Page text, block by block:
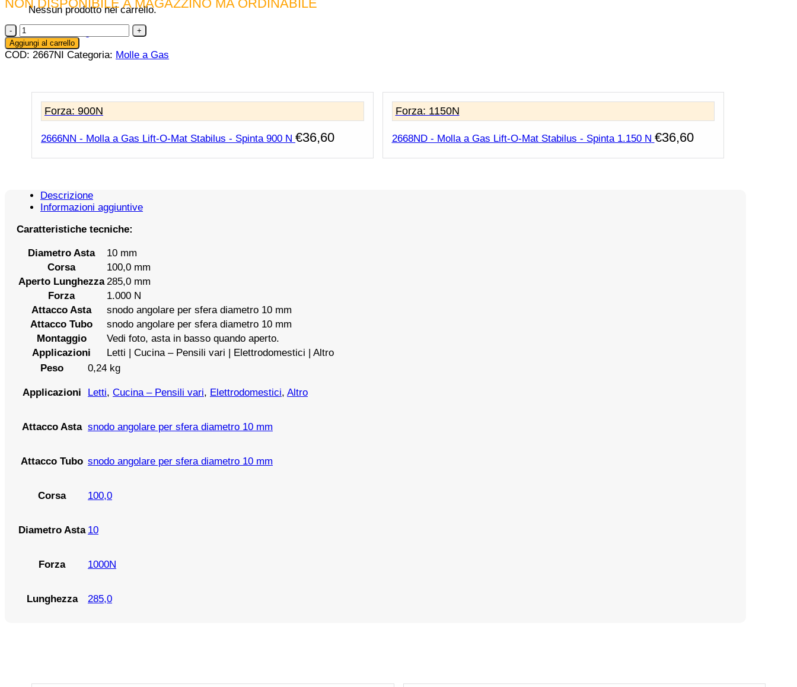
Nessun prodotto nel carrello.
NON DISPONIBILE A MAGAZZINO MA ORDINABILE
2667NI
-
Molla
Stabilus
1.000
Aggiungi al carrello
COD: 2667NI Categoria: Molle a Gas
Forza: 900N
2666NN - Molla a Gas Lift-O-Mat Stabilus - Spinta 900 N €36,60
Forza: 1150N
2668ND - Molla a Gas Lift-O-Mat Stabilus - Spinta 1.150 N €36,60
Descrizione
Informazioni aggiuntive
Caratteristiche tecniche:
Diametro Asta
10 mm
Corsa
100,0 mm
Aperto Lunghezza 285,0 mm
Forza
1.000 N
Attacco Asta
snodo angolare per sfera diametro 10 mm
Attacco Tubo
snodo angolare per sfera diametro 10 mm
Montaggio
Vedi foto, asta in basso quando aperto.
Applicazioni
Letti | Cucina – Pensili vari | Elettrodomestici | Altro
Peso
0,24 kg
Applicazioni Letti, Cucina – Pensili vari, Elettrodomestici, Altro
Attacco Asta snodo angolare per sfera diametro 10 mm
Attacco Tubo snodo angolare per sfera diametro 10 mm
Corsa 100,0
Diametro Asta 10
Forza 1000N
Lunghezza 285,0